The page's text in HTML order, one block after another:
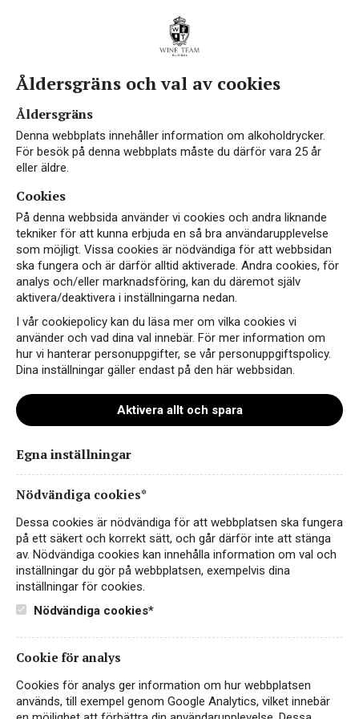
Giertz_Kontakta_oss
Instagram
Facebook
Åldersgräns och val av cookies
Åldersgräns
Denna webbplats innehåller information om alkoholdrycker.
För besök på denna webbplats måste du därför vara 25 år
eller äldre.
Cookies
På denna webbsida använder vi cookies och andra liknande
tekniker för att kunna erbjuda en så bra användarupplevelse
som möjligt. Vissa cookies är nödvändiga för att webbsidan
ska fungera och är därför alltid aktiverade. Andra cookies, för
analys och/eller marknadsföring, kan du däremot själv
aktivera/deaktivera i inställningarna nedan.
I vår cookiepolicy kan du läsa mer om vilka cookies vi
använder och vad dina val innebär. För mer information om
hur vi hanterar personuppgifter, se vår personuppgiftspolicy.
Dina inställningar gäller endast på den här webbsidan.
Aktivera allt och spara
Egna inställningar
Nödvändiga cookies*
Dessa cookies är nödvändiga för att webbplatsen ska fungera
på ett säkert och korrekt sätt, och går därför inte att stänga
av. Nödvändiga cookies kan innehålla information om val och
inställningar du gör på webbplatsen, exempelvis dina
inställningar för cookies.
Nödvändiga cookies*
Cookie för analys
Cookies för analys ger information om hur webbplatsen
används, till exempel genom Google Analytics, vilket innebär